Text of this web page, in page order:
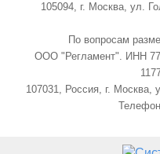
105094, г. Москва, ул.
По вопросам
ООО "Регламент". ИНН
107031, Россия, г. Москва,